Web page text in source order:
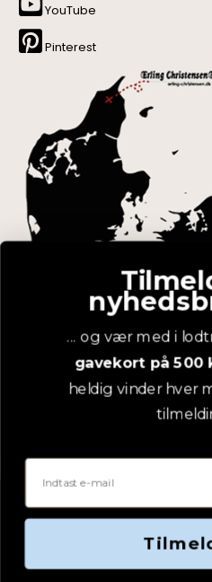
YouTube
Pinterest
Adresse
Erling Christensen Møbler A/S
... og vær med i
gavekort på 500
heldig vinder hver
Email